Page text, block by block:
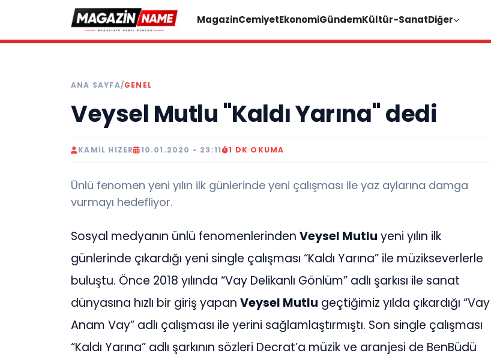
MagazinCemiyetEkonomiGündemKültür-SanatDiğer
ANA SAYFA/GENEL
Veysel Mutlu "Kaldı Yarına" dedi
KAMIL HIZER 10.01.2020 - 23:11 1 DK OKUMA
Ünlü fenomen yeni yılın ilk günlerinde yeni çalışması ile yaz aylarına damga
vurmayı hedefliyor.
Sosyal medyanın ünlü fenomenlerinden Veysel Mutlu yeni yılın ilk
günlerinde çıkardığı yeni single çalışması “Kaldı Yarına” ile müzikseverlerle
buluştu. Önce 2018 yılında “Vay Delikanlı Gönlüm” adlı şarkısı ile sanat
dünyasına hızlı bir giriş yapan Veysel Mutlu geçtiğimiz yılda çıkardığı “Vay
Anam Vay” adlı çalışması ile yerini sağlamlaştırmıştı. Son single çalışması
“Kaldı Yarına” adlı şarkının sözleri Decrat’a müzik ve aranjesi de BenBüdü